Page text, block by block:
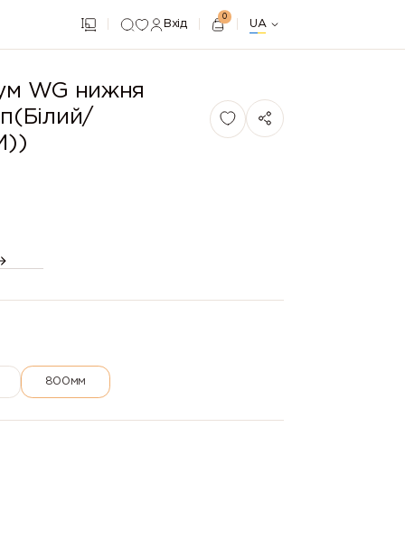
Вхід
0
UA
WG нижня
800мм